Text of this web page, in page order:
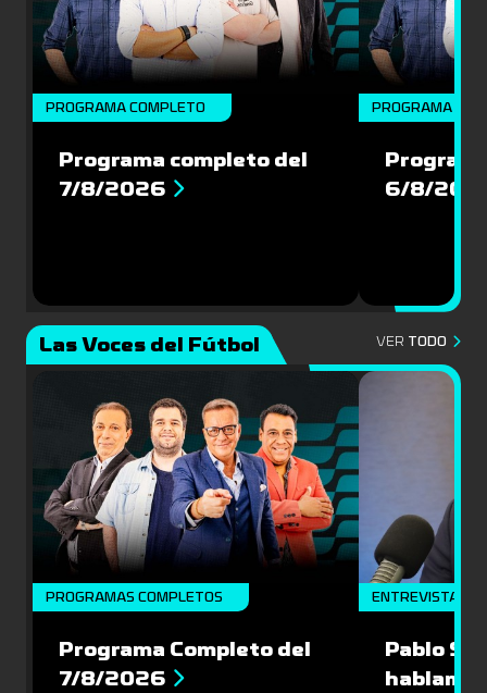
PROGRAMA COMPLETO
Programa completo del
7/8/2026
PROGRAMA
6/8/
Las Voces del Fútbol VER TODO
PROGRAMAS COMPLETOS
Programa Completo del
7/8/2026
ENTREVISTA
Pablo